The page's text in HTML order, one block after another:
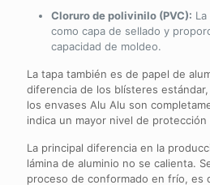
Cloruro de polivinilo (PVC):
como capa de sellado y
capacidad de moldeo.
La tapa también es de papel de
diferencia de los blísteres
los envases Alu Alu son
indica un mayor nivel de
La principal diferencia en la
lámina de aluminio no se calienta.
proceso de conformado en frío, es